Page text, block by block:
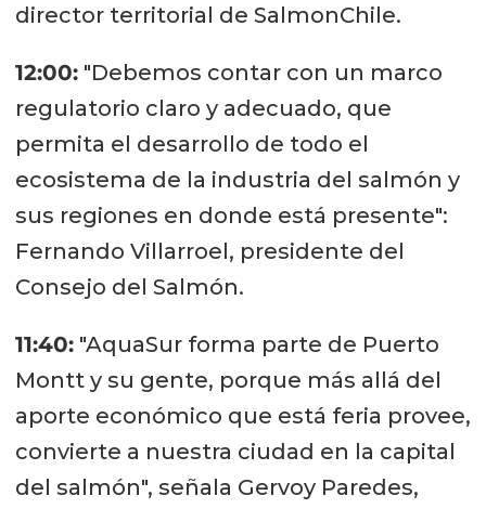
director territorial de SalmonChile.
12:00:"Debemos contar con un marco
regulatorio claro y adecuado, que
permita el desarrollo de todo el
ecosistema de la industria del salmón y
sus regiones en donde está presente":
Fernando Villarroel, presidente del
Consejo del Salmón.
11:40:"AquaSur forma parte de Puerto
Montt y su gente, porque más allá del
aporte económico que está feria provee,
convierte a nuestra ciudad en la capital
del salmón", señala Gervoy Paredes,